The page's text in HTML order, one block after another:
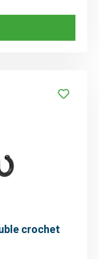
crochet